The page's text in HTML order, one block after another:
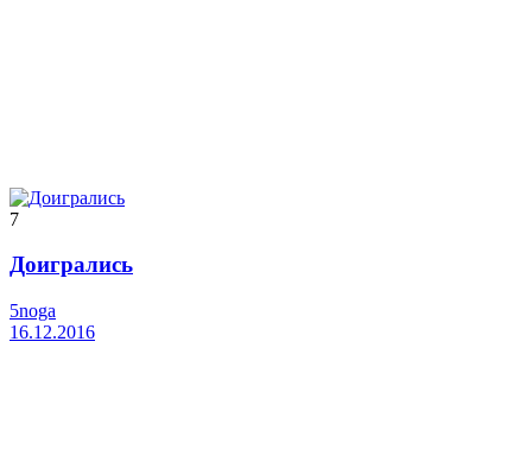
7
Доигрались
5noga
16.12.2016